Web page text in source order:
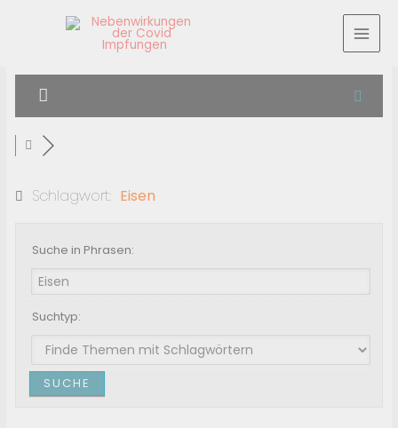
Schlagwort: Eisen
Suche in Phrasen:
Suchtyp: